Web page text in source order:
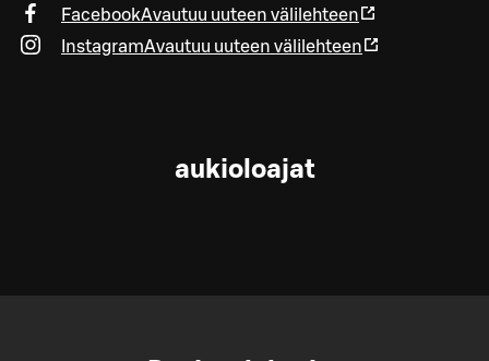
FacebookAvautuu uuteen välilehteen
InstagramAvautuu uuteen välilehteen
aukioloajat